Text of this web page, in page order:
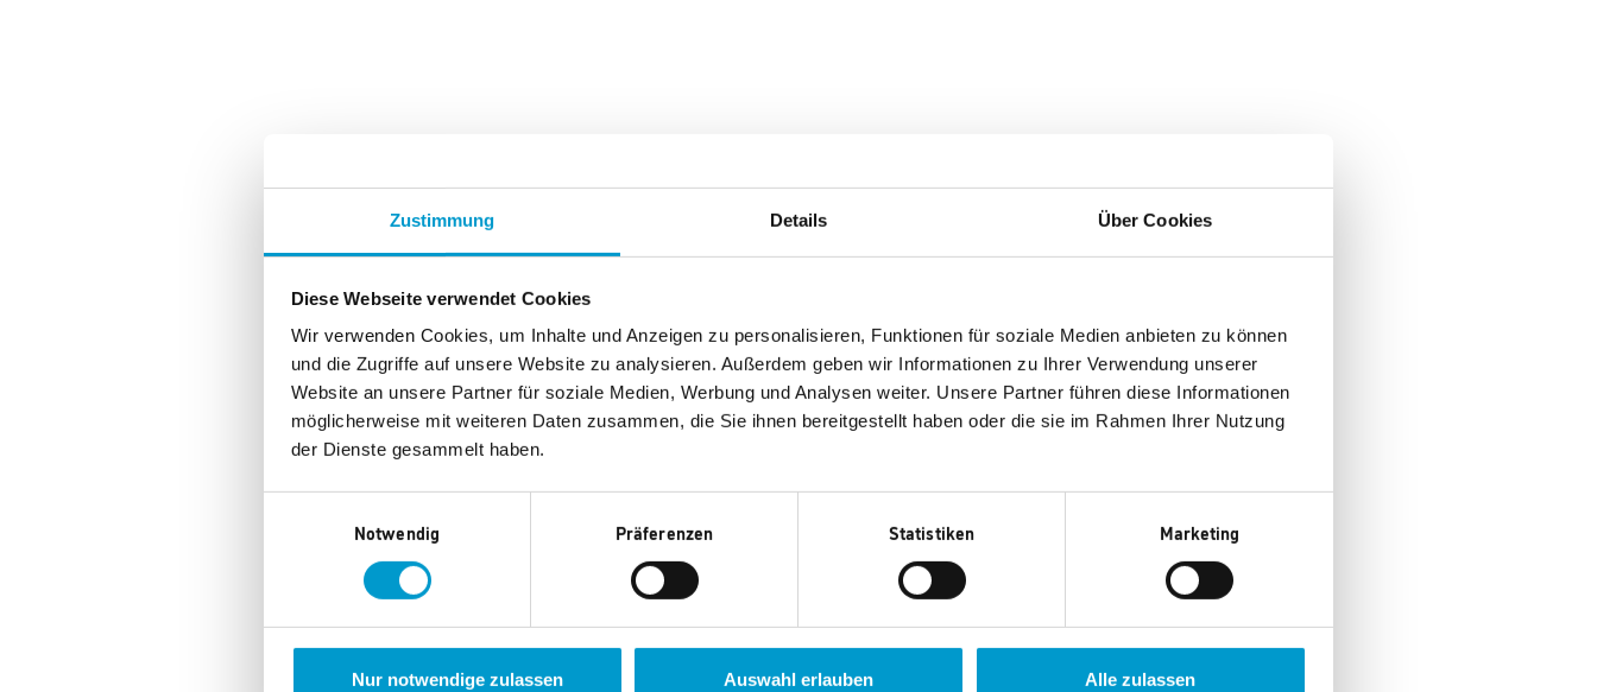
Zustimmung Details Über Cookies
Diese Webseite verwendet Cookies
Wir verwenden Cookies, um Inhalte und Anzeigen zu personalisieren, Funktionen für soziale Medien anbieten zu können
und die Zugriffe auf unsere Website zu analysieren. Außerdem geben wir Informationen zu Ihrer Verwendung unserer
Website an unsere Partner für soziale Medien, Werbung und Analysen weiter. Unsere Partner führen diese Informationen
möglicherweise mit weiteren Daten zusammen, die Sie ihnen bereitgestellt haben oder die sie im Rahmen Ihrer Nutzung
der Dienste gesammelt haben.
Notwendig Präferenzen Statistiken Marketing
Nur notwendige zulassen Auswahl erlauben Alle zulassen